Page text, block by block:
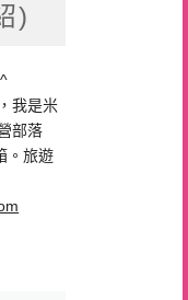
)
我是米
部落
。旅遊